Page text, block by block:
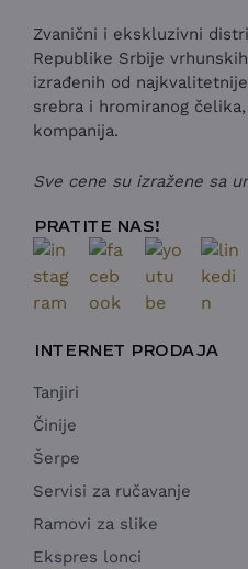
Zvanični i ekskluzivni
Republike Srbije
izrađenih od
srebra i hromiranog
kompanija.
Sve cene su izražene sa
PRATITE NAS!
INTERNET PRODAJA
Tanjiri
Činije
Šerpe
Servisi za ručavanje
Ramovi za slike
Ekspres lonci